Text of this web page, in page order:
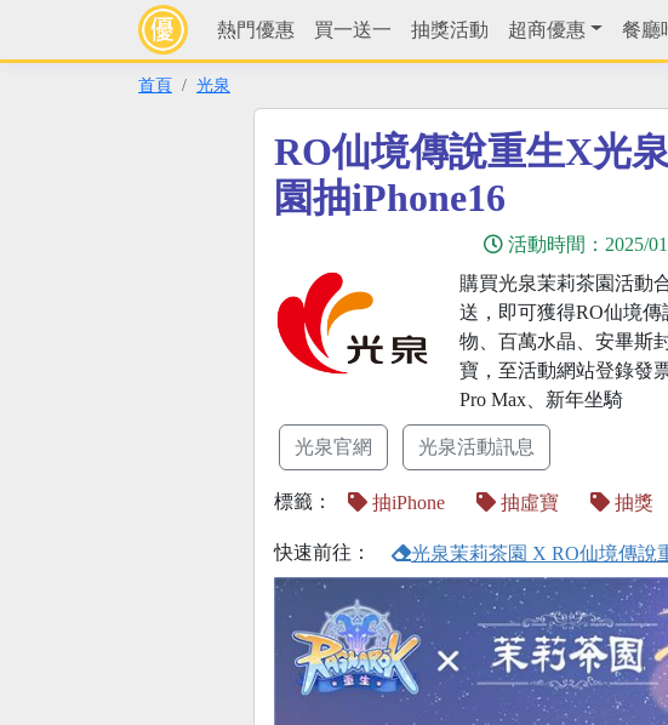
熱門優惠 買一送一 抽獎活動 超商優惠 餐廳
首頁 光泉
RO仙境傳說重生X光
園抽iPhone16
活動時間： 2025/
購買光泉茉莉茶園活動
送，即可獲得RO仙境傳
物、百萬水晶、安畢斯
寶，至活動網站登錄發
Pro Max、新年坐騎
光泉官網 光泉活動訊息
標籤： 抽iPhone 抽虛寶 抽獎
快速前往： 光泉茉莉茶園 X RO仙境傳說